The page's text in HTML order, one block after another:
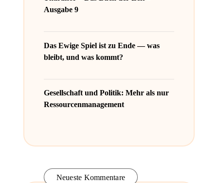
Ausgabe 9
Das Ewige Spiel ist zu Ende — was
bleibt, und was kommt?
Gesellschaft und Politik: Mehr als nur
Ressourcenmanagement
Neueste Kommentare